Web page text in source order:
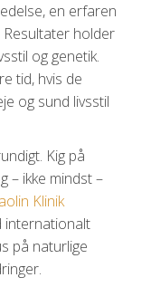
en erfaren
holder
og genetik.
tid, hvis de
og sund livsstil
Kig på
– ikke mindst –
Klinik
internationalt
på naturlige